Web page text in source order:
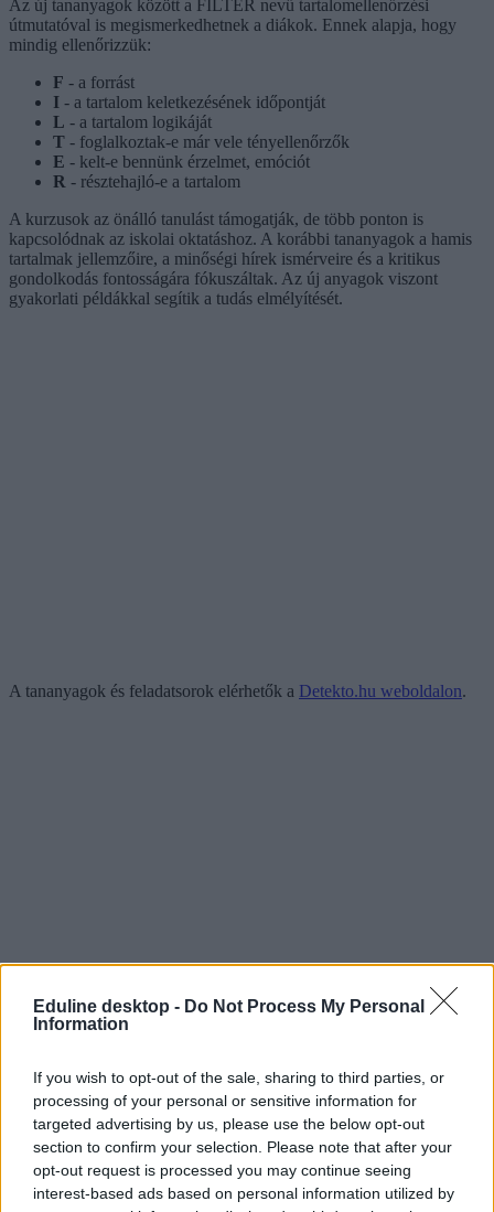
Eduline desktop - Do Not Process My Personal
Information
If you wish to opt-out of the sale, sharing to third parties, or
processing of your personal or sensitive information for
targeted advertising by us, please use the below opt-out
section to confirm your selection. Please note that after your
opt-out request is processed you may continue seeing
interest-based ads based on personal information utilized by
Az új tananyagok között a FILTER nevű tartalomellenőrzési
útmutatóval is megismerkedhetnek a diákok. Ennek alapja, hogy
mindig ellenőrizzük:
F - a forrást
I - a tartalom keletkezésének időpontját
L - a tartalom logikáját
T - foglalkoztak-e már vele tényellenőrzők
E - kelt-e bennünk érzelmet, emóciót
R - résztehajló-e a tartalom
A kurzusok az önálló tanulást támogatják, de több ponton is
kapcsolódnak az iskolai oktatáshoz. A korábbi tananyagok a hamis
tartalmak jellemzőire, a minőségi hírek ismérveire és a kritikus
gondolkodás fontosságára fókuszáltak. Az új anyagok viszont
gyakorlati példákkal segítik a tudás elmélyítését.
A tananyagok és feladatsorok elérhetők a Detekto.hu weboldalon.